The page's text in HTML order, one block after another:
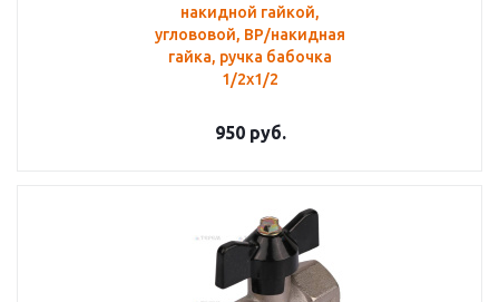
накидной гайкой,
углововой, ВР/накидная
гайка, ручка бабочка
1/2x1/2
950руб.